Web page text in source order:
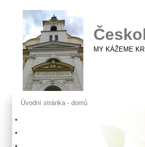
MY KÁŽEME
Úvodní stránka - domů